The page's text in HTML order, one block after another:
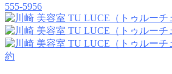
555-5956